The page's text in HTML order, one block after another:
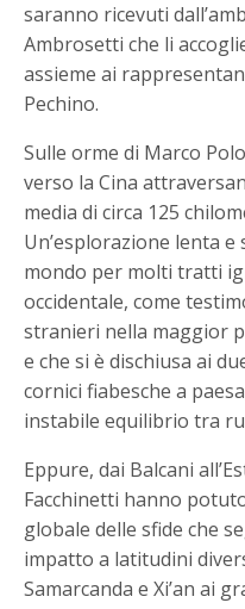
saranno ricevuti
Ambrosetti che li
assieme ai
Pechino.
Sulle orme di Marco
verso la Cina
media di circa 125
Un’esplorazione lenta
mondo per molti tratti
occidentale, come
stranieri nella maggior
e che si è dischiusa ai
cornici fiabesche a
instabile equilibrio tra
Eppure, dai Balcani
Facchinetti hanno
globale delle sfide che
impatto a latitudini
Samarcanda e Xi’an ai